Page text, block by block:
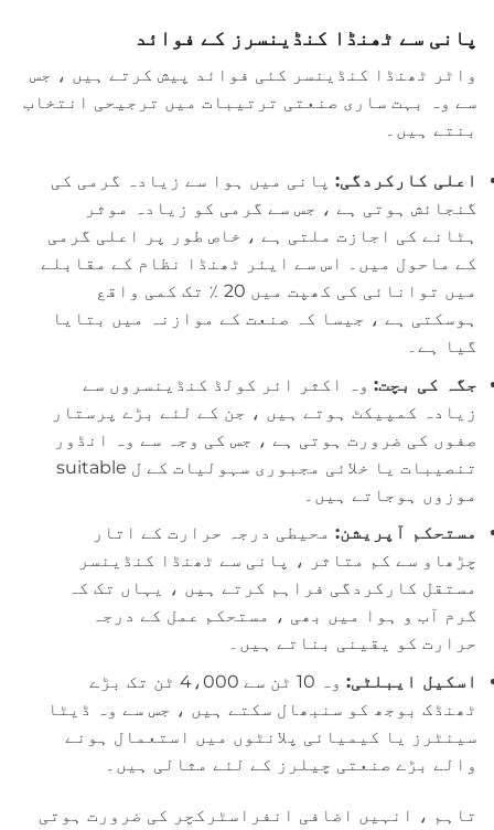
پانی سے ٹھنڈا کنڈینسرز کے فوائد
واٹر ٹھنڈا کنڈینسر کئی فوائد پیش کرتے ہیں ، جس
سے وہ بہت ساری صنعتی ترتیبات میں ترجیحی انتخاب
بنتے ہیں۔
اعلی کارکردگی: پانی میں ہوا سے زیادہ گرمی کی
گنجائش ہوتی ہے ، جس سے گرمی کو زیادہ موثر
ہٹانے کی اجازت ملتی ہے ، خاص طور پر اعلی گرمی
کے ماحول میں۔ اس سے ایئر ٹھنڈا نظام کے مقابلے
میں توانائی کی کھپت میں 20 ٪ تک کمی واقع
ہوسکتی ہے ، جیسا کہ صنعت کے موازنہ میں بتایا
گیا ہے۔
جگہ کی بچت: وہ اکثر ائر کولڈ کنڈینسروں سے
زیادہ کمپیکٹ ہوتے ہیں ، جن کے لئے بڑے پرستار
صفوں کی ضرورت ہوتی ہے ، جس کی وجہ سے وہ انڈور
تنصیبات یا خلائی مجبوری سہولیات کے ل suitable
موزوں ہوجاتے ہیں۔
مستحکم آپریشن: محیطی درجہ حرارت کے اتار
چڑھاو سے کم متاثر ، پانی سے ٹھنڈا کنڈینسر
مستقل کارکردگی فراہم کرتے ہیں ، یہاں تک کہ
گرم آب و ہوا میں بھی ، مستحکم عمل کے درجہ
حرارت کو یقینی بناتے ہیں۔
اسکیل ایبلٹی:
وہ 10 ٹن سے 4،000 ٹن تک بڑے
ٹھنڈک بوجھ کو سنبھال سکتے ہیں ، جس سے وہ ڈیٹا
سینٹرز یا کیمیائی پلانٹوں میں استعمال ہونے
والے بڑے صنعتی چیلرز کے لئے مثالی ہیں۔
تاہم ، انہیں اضافی انفراسٹرکچر کی ضرورت ہوتی